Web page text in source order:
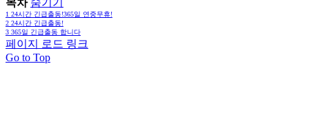
1 24시간 긴급출동!365일 연중무휴!
2 24시간 긴급출동!
3 365일 긴급출동 합니다
페이지 로드 링크
Go to Top